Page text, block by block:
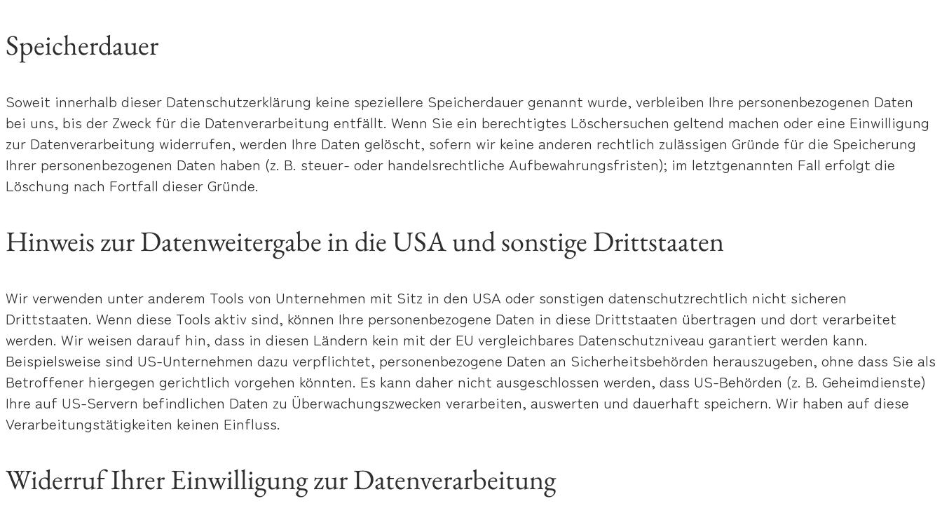
Speicherdauer
Soweit innerhalb dieser Datenschutzerklärung keine speziellere Speicherdauer genannt wurde, verbleiben Ihre personenbezogenen Daten
bei uns, bis der Zweck für die Datenverarbeitung entfällt. Wenn Sie ein berechtigtes Löschersuchen geltend machen oder eine Einwilligung
zur Datenverarbeitung widerrufen, werden Ihre Daten gelöscht, sofern wir keine anderen rechtlich zulässigen Gründe für die Speicherung
Ihrer personenbezogenen Daten haben (z. B. steuer- oder handelsrechtliche Aufbewahrungsfristen); im letztgenannten Fall erfolgt die
Löschung nach Fortfall dieser Gründe.
Hinweis zur Datenweitergabe in die USA und sonstige Drittstaaten
Wir verwenden unter anderem Tools von Unternehmen mit Sitz in den USA oder sonstigen datenschutzrechtlich nicht sicheren
Drittstaaten. Wenn diese Tools aktiv sind, können Ihre personenbezogene Daten in diese Drittstaaten übertragen und dort verarbeitet
werden. Wir weisen darauf hin, dass in diesen Ländern kein mit der EU vergleichbares Datenschutzniveau garantiert werden kann.
Beispielsweise sind US-Unternehmen dazu verpflichtet, personenbezogene Daten an Sicherheitsbehörden herauszugeben, ohne dass Sie als
Betroffener hiergegen gerichtlich vorgehen könnten. Es kann daher nicht ausgeschlossen werden, dass US-Behörden (z. B. Geheimdienste)
Ihre auf US-Servern befindlichen Daten zu Überwachungszwecken verarbeiten, auswerten und dauerhaft speichern. Wir haben auf diese
Verarbeitungstätigkeiten keinen Einfluss.
Widerruf Ihrer Einwilligung zur Datenverarbeitung